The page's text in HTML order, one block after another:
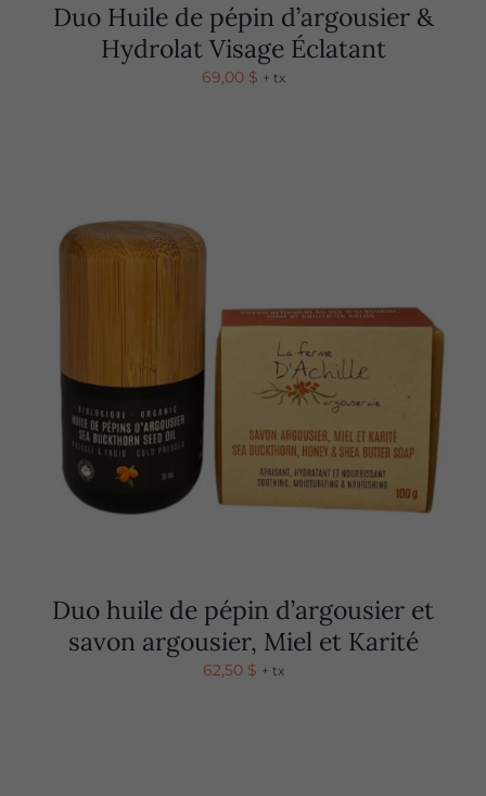
Duo Huile de pépin d’argousier &
Hydrolat Visage Éclatant
69,00 $ + tx
Duo huile de pépin d’argousier et
savon argousier, Miel et Karité
62,50 $ + tx